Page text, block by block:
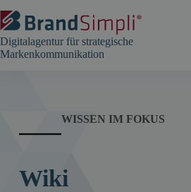
Inhalt
springen
Digitalagentur für strategische
Markenkommunikation
WISSEN IM FOKUS
Wiki